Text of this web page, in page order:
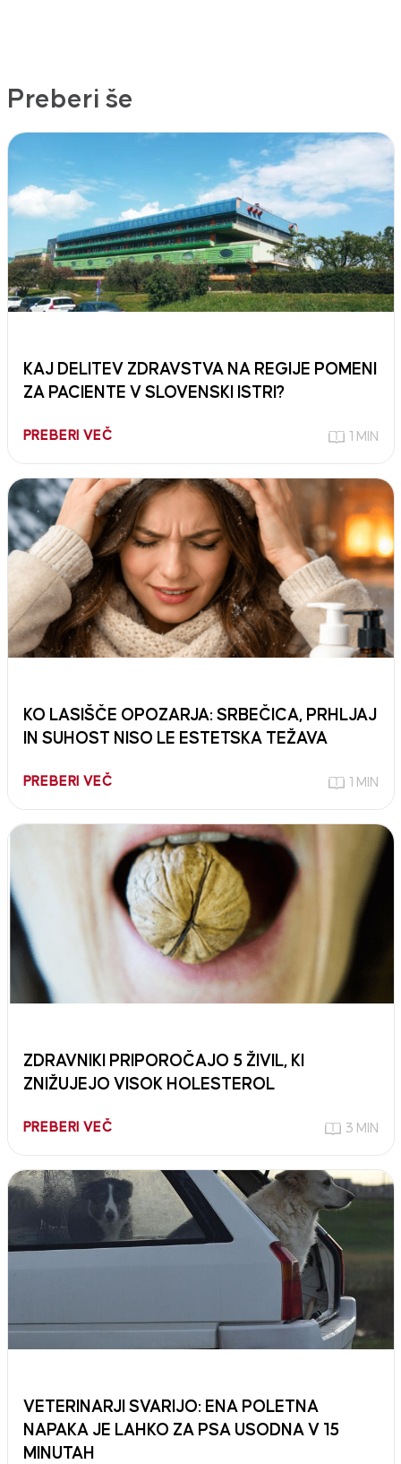
Preberi še
KAJ DELITEV ZDRAVSTVA NA REGIJE POMENI
ZA PACIENTE V SLOVENSKI ISTRI?
PREBERI VEČ 1 MIN
KO LASIŠČE OPOZARJA: SRBEČICA, PRHLJAJ
IN SUHOST NISO LE ESTETSKA TEŽAVA
PREBERI VEČ 1 MIN
ZDRAVNIKI PRIPOROČAJO 5 ŽIVIL, KI
ZNIŽUJEJO VISOK HOLESTEROL
PREBERI VEČ 3 MIN
VETERINARJI SVARIJO: ENA POLETNA
NAPAKA JE LAHKO ZA PSA USODNA V 15
MINUTAH